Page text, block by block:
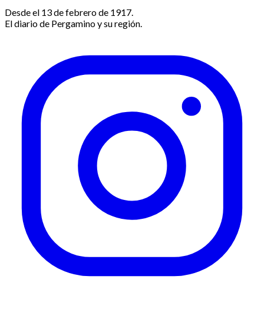
Desde el 13 de febrero de 1917.
El diario de Pergamino y su región.